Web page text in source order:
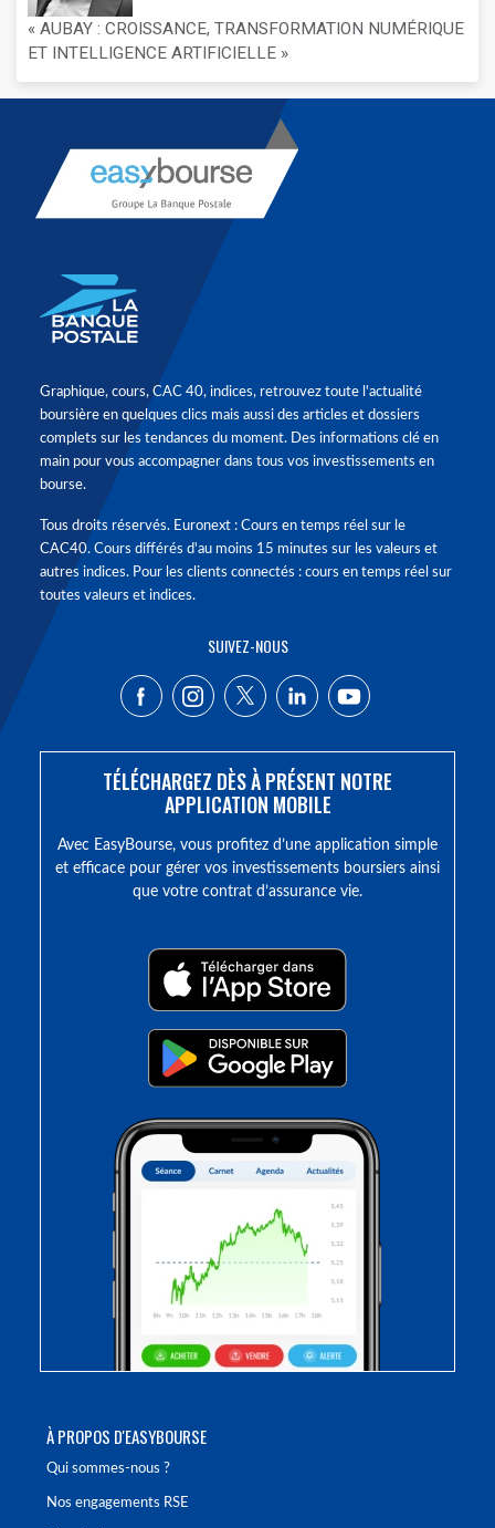
« AUBAY : CROISSANCE, TRANSFORMATION NUMÉRIQUE
ET INTELLIGENCE ARTIFICIELLE »
À PROPOS D'EASYBOURSE
Qui sommes-nous ?
Nos engagements RSE
Graphique, cours, CAC 40, indices, retrouvez toute l'actualité
boursière en quelques clics mais aussi des articles et dossiers
complets sur les tendances du moment. Des informations clé en
main pour vous accompagner dans tous vos investissements en
bourse.
Tous droits réservés. Euronext : Cours en temps réel sur le
CAC40. Cours différés d'au moins 15 minutes sur les valeurs et
autres indices. Pour les clients connectés : cours en temps réel sur
toutes valeurs et indices.
SUIVEZ-NOUS
TÉLÉCHARGEZ DÈS À PRÉSENT NOTRE
APPLICATION MOBILE
Avec EasyBourse, vous profitez d’une application simple
et efficace pour gérer vos investissements boursiers ainsi
que votre contrat d’assurance vie.